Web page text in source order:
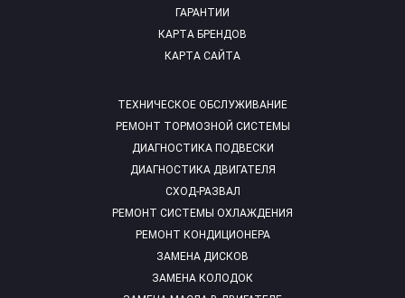
ТЕХНИЧЕСКОЕ ОБСЛУЖИВАНИЕ
РЕМОНТ ТОРМОЗНОЙ СИСТЕМЫ
ДИАГНОСТИКА ПОДВЕСКИ
ДИАГНОСТИКА ДВИГАТЕЛЯ
СХОД-РАЗВАЛ
РЕМОНТ СИСТЕМЫ ОХЛАЖДЕНИЯ
РЕМОНТ КОНДИЦИОНЕРА
ЗАМЕНА ДИСКОВ
ЗАМЕНА КОЛОДОК
ГАРАНТИИ
КАРТА БРЕНДОВ
КАРТА САЙТА